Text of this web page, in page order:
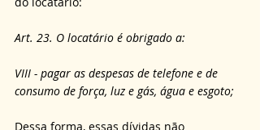
Art. 23. O locatário é obrigado a:
VIII - pagar as despesas de telefone e de
consumo de força, luz e gás, água e esgoto;
Dessa forma, essas dívidas não